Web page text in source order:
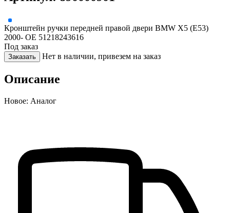
Кронштейн ручки передней правой двери BMW X5 (E53)
2000- OE 51218243616
Под заказ
Заказать Нет в наличии, привезем на заказ
Описание
Новое: Аналог